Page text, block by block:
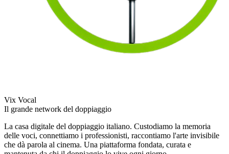
Vix Vocal
Il grande network del doppiaggio
La casa digitale del doppiaggio italiano. Custodiamo la memoria
delle voci, connettiamo i professionisti, raccontiamo l'arte invisibile
che dà parola al cinema. Una piattaforma fondata, curata e